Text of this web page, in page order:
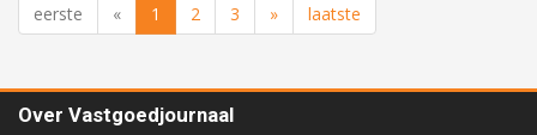
eerste « 1 2 3 » laatste
Over Vastgoedjournaal